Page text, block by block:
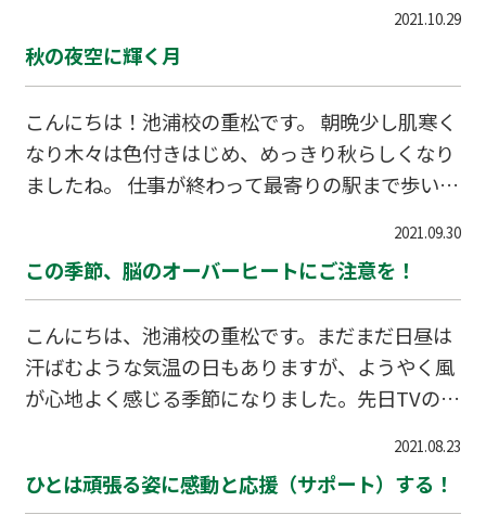
2021.10.29
秋の夜空に輝く月
こんにちは！池浦校の重松です。 朝晩少し肌寒く
なり木々は色付きはじめ、めっきり秋らしくなり
ましたね。 仕事が終わって最寄りの駅まで歩いて
中学の国語の時間に勉強します俳句で”月”は秋を
表す季語の一つでもあるとおり、 秋の月はとても
言葉が話題になりますが、通常の月よりも大きく
て明るい月です。 このスーパームーンとは、天文
学用語ではなく占星術の用語だそうで明確な定義
はないそう です。 NASAの研究機関の一つである
ーンとは？ 地球と月の距離が近い時に満月になる
2021.09.30
この季節、脳のオーバーヒートにご注意を！
こんにちは、池浦校の重松です。まだまだ日昼は
汗ばむような気温の日もありますが、ようやく風
が心地よく感じる季節になりました。先日TVのニ
ュースを観られた方はご存知だと思います） 「脳
が熱中症になる！」という内容です。暑い夏に身
2021.08.23
ひとは頑張る姿に感動と応援（サポート）する！